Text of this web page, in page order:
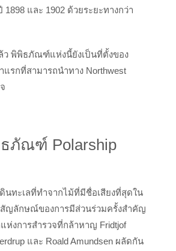
และ 1902 ด้วยระยะทางกว่า
ว พิพิธภัณฑ์แห่งนี้ยังเป็นที่ตั้งของ
แรกที่สามารถนำทาง Northwest
ภัณฑ์ Polarship
ดินทะเลที่ทำจากไม้ที่มีชื่อเสียงที่สุดใน
สัญลักษณ์ของการมีส่วนร่วมครั้งสำคัญ
ห่งการสำรวจที่กล้าหาญ Fridtjof
และ Roald Amundsen ผลัดกัน